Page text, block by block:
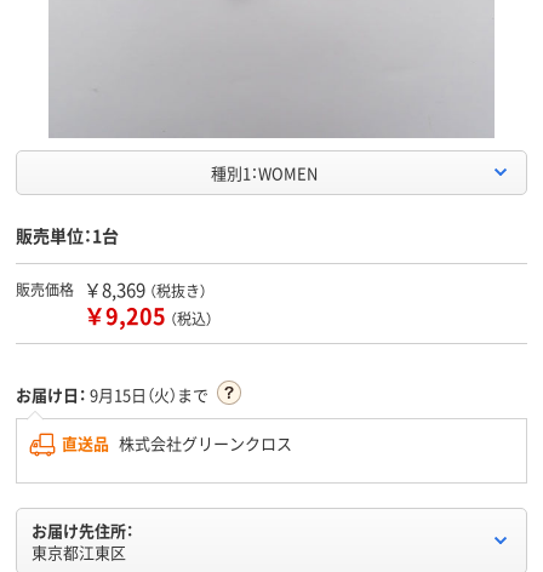
種別1：WOMEN
販売単位：1台
販売価格 ￥8,369 （税抜き）
￥9,205 （税込）
お届け日： 9月15日（火）まで
直送品 株式会社グリーンクロス
お届け先住所：
東京都江東区